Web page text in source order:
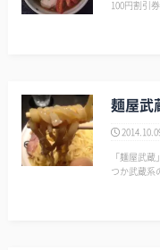
100円割引
麺屋武
「麺屋武
つか武蔵系のお